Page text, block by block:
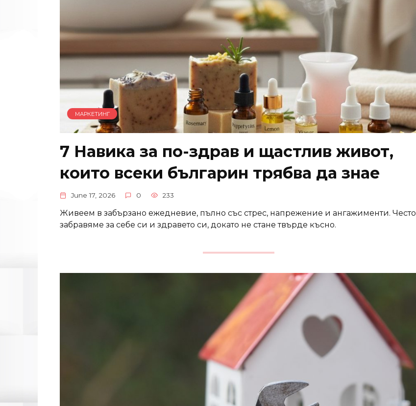
МАРКЕТИНГ
7 Навика за по-здрав и щастлив живот,
които всеки българин трябва да знае
June 17, 2026 0 233
Живеем в забързано ежедневие, пълно със стрес, напрежение и ангажименти. Често
забравяме за себе си и здравето си, докато не стане твърде късно.